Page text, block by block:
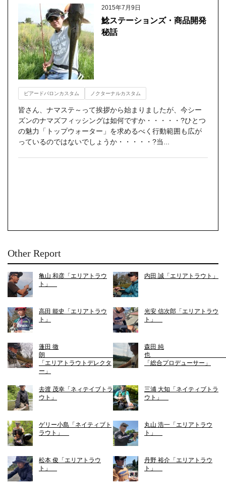
2015年7月9日
鯰ステーションズ・商品開発
秘話
ビアードバロンカスタム ノクターナルカスタム
皆さん、ナマステ～って挨拶から始まりましたが、今シー
ズンのナマズフィッシングは如何ですか・・・・・?ひとつ
の魅力「トップウォーター」を求めるべく行動範囲も広が
っているのではないでしょうか・・・・・?当...
Other Report
亀山 和彦「エリアトラウ
ト」
内田 誠「エリアトラウト」
高田 能史「エリアトラウ
ト」
光安 信次郎「エリアトラウ
ト」
蓬田 徹
朗
「エリアトラウトデレクタ
ー」
森田 純
「総合プロデューサー」
去渡 茂幸「ネィテイブトラ
ウト」
三浦 大知「ネイティブトラ
ウト」
ゲリー小島「ネイティブト
ラウト」
丸山 浩一「エリアトラウ
ト」
松本 俊「エリアトラウ
ト」
丹野 裕介「エリアトラウ
ト」